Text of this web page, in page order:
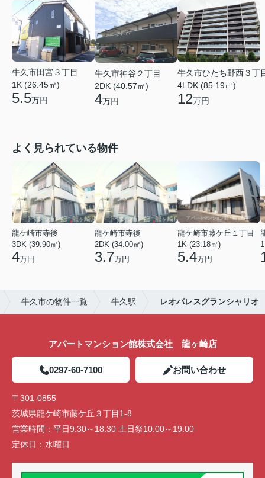
牛久市田宮３丁目
1K (26.45㎡)
5.5万円
牛久市神谷２丁目
2DK (40.57㎡)
4万円
牛久市ひたち野西３丁
4LDK (85.19㎡)
12万円
よく見られている物件
龍ケ崎市寺後
3DK (39.90㎡)
4万円
龍ケ崎市寺後
2DK (34.00㎡)
3.7万円
龍ケ崎市藤ケ丘１丁目
1K (23.18㎡)
5.4万円
牛久市の物件一覧 牛久駅 レオパレスグランシャリオ
アパートマンション館株式会社 龍ヶ崎店
0297-60-7100 お問い合わせ
〒301-0855
茨城県龍ケ崎市藤ケ丘３丁目1-8
営業時間： 平日9:30～18:30 土日祭10:00～19:00
定休日： 水曜日